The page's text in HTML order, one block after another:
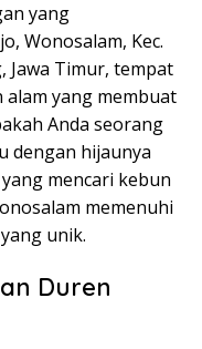
yang
Wonosalam, Kec.
Jawa Timur, tempat
yang membuat
Anda seorang
dengan hijaunya
mencari kebun
memenuhi
unik.
Duren